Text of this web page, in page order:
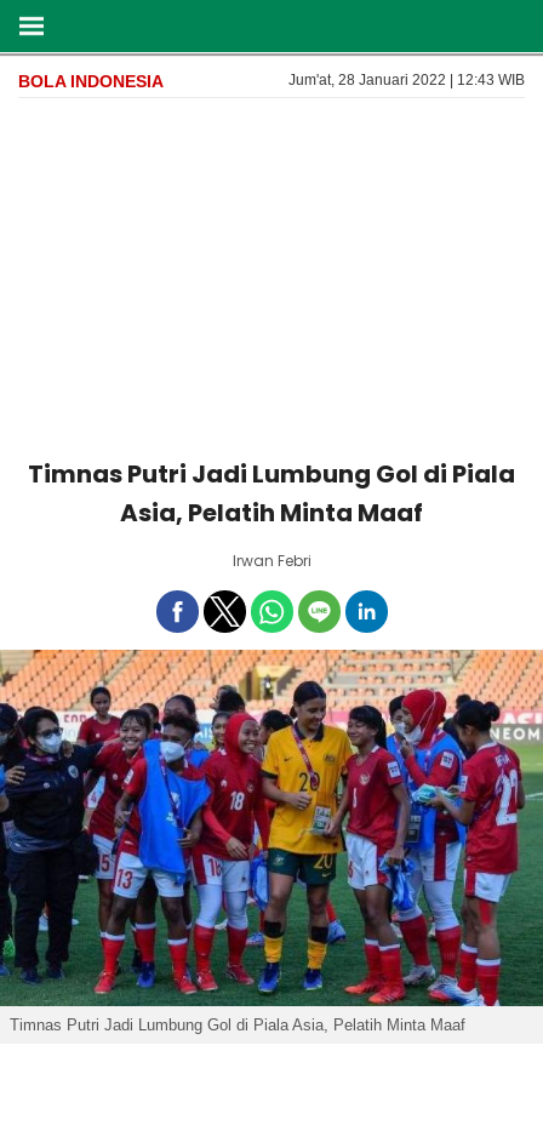
BOLA INDONESIA Jum'at, 28 Januari 2022 | 12:43 WIB
Timnas Putri Jadi Lumbung Gol di Piala
Asia, Pelatih Minta Maaf
Irwan Febri
Timnas Putri Jadi Lumbung Gol di Piala Asia, Pelatih Minta Maaf